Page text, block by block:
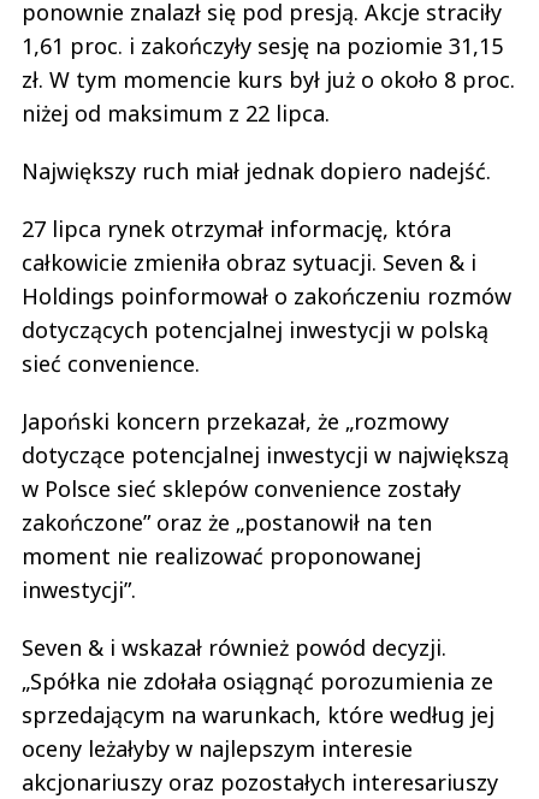
ponownie znalazł się pod presją. Akcje straciły
1,61 proc. i zakończyły sesję na poziomie 31,15
zł. W tym momencie kurs był już o około 8 proc.
niżej od maksimum z 22 lipca.
Największy ruch miał jednak dopiero nadejść.
27 lipca rynek otrzymał informację, która
całkowicie zmieniła obraz sytuacji. Seven & i
Holdings poinformował o zakończeniu rozmów
dotyczących potencjalnej inwestycji w polską
sieć convenience.
Japoński koncern przekazał, że „rozmowy
dotyczące potencjalnej inwestycji w największą
w Polsce sieć sklepów convenience zostały
zakończone” oraz że „postanowił na ten
moment nie realizować proponowanej
inwestycji”.
Seven & i wskazał również powód decyzji.
„Spółka nie zdołała osiągnąć porozumienia ze
sprzedającym na warunkach, które według jej
oceny leżałyby w najlepszym interesie
akcjonariuszy oraz pozostałych interesariuszy